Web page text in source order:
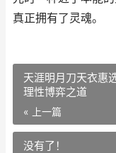
真正拥有了灵魂。
天涯明月刀天衣惠
理性博弈之道
« 上一篇
没有了！